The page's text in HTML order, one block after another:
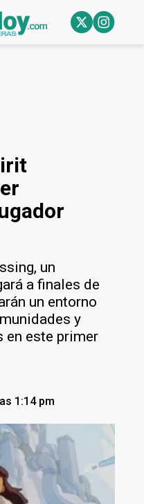
un
a finales de
un entorno
y
en este primer
1:14 pm